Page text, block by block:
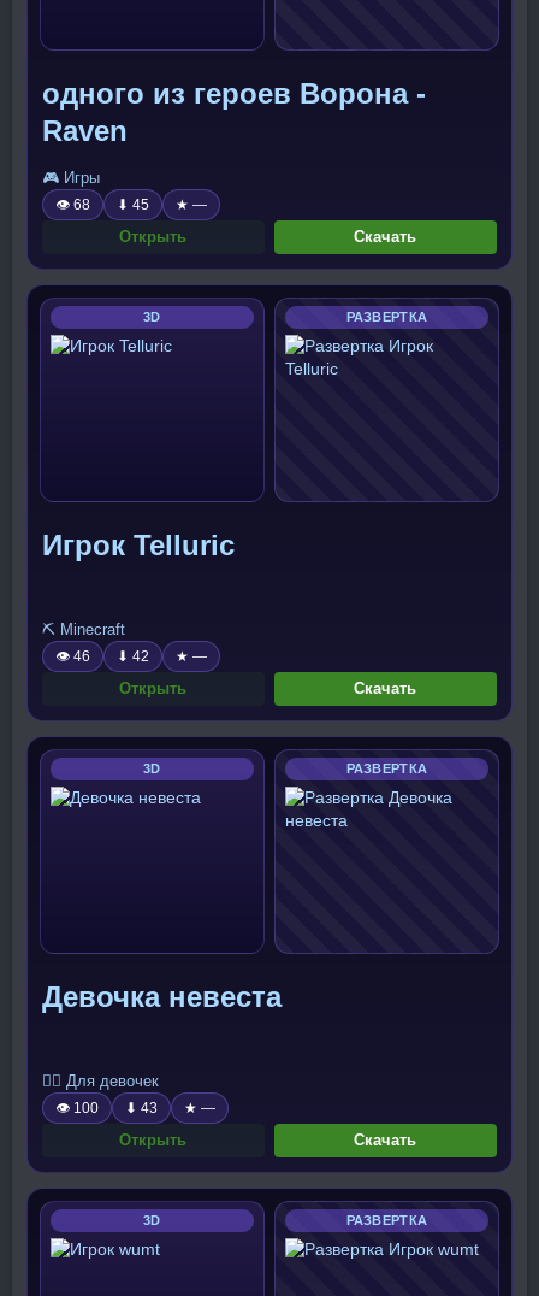
одного из героев Ворона -
Raven
🎮 Игры
👁 68 ⬇ 45 ★ —
Открыть Скачать
3D РАЗВЕРТКА
Игрок Telluric
⛏️ Minecraft
👁 46 ⬇ 42 ★ —
Открыть Скачать
3D РАЗВЕРТКА
Девочка невеста
🧍‍♀️ Для девочек
👁 100 ⬇ 43 ★ —
Открыть Скачать
3D РАЗВЕРТКА